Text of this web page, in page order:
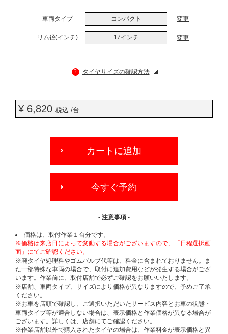
車両タイプ コンパクト 変更
リム径(インチ) 17インチ 変更
? タイヤサイズの確認方法
¥ 6,820 税込 /台
OPTIONS
カートに追加
今すぐ予約
- 注意事項 -
価格は、取付作業１台分です。
※価格は来店日によって変動する場合がございますので、「日程選択画
面」にてご確認ください。
※廃タイヤ処理料やゴムバルブ代等は、料金に含まれておりません。ま
た一部特殊な車両の場合で、取付に追加費用などが発生する場合がござ
います。作業前に、取付店舗で必ずご確認をお願いいたします。
※店舗、車両タイプ、サイズにより価格が異なりますので、予めご了承
ください。
※お車を店頭で確認し、ご選択いただいたサービス内容とお車の状態・
車両タイプ等が適合しない場合は、表示価格と作業価格が異なる場合が
ございます。詳しくは、店舗にてご確認ください。
※作業店舗以外で購入されたタイヤの場合は、作業料金が表示価格と異